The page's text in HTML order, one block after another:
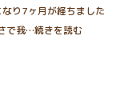
り7ヶ月が経ちました
で我…続きを読む